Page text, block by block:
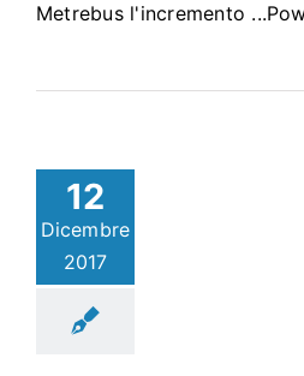
Metrebus l'incremento
12
Dicembre
2017